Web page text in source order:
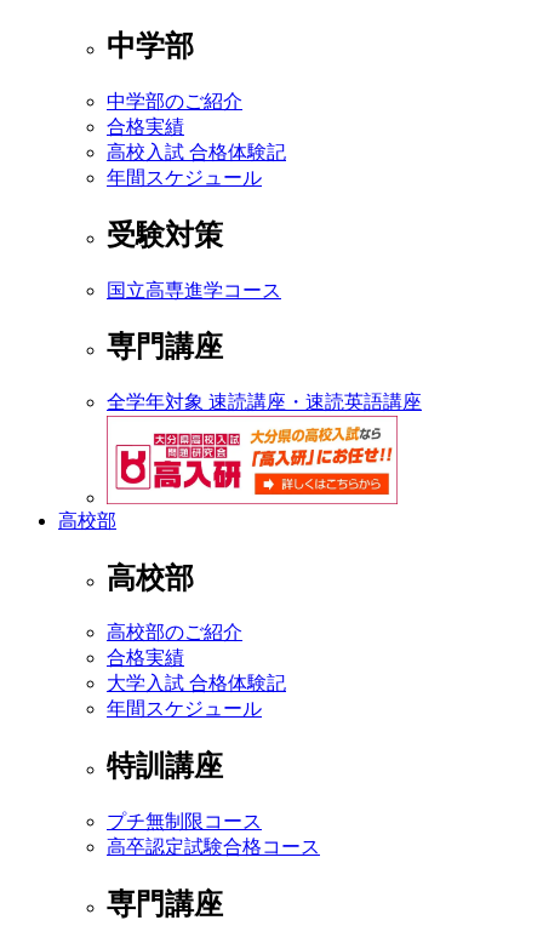
中学部
中学部のご紹介
合格実績
高校入試 合格体験記
年間スケジュール
受験対策
国立高専進学コース
専門講座
全学年対象 速読講座・速読英語講座
高校部
高校部
高校部のご紹介
合格実績
大学入試 合格体験記
年間スケジュール
特訓講座
プチ無制限コース
高卒認定試験合格コース
専門講座